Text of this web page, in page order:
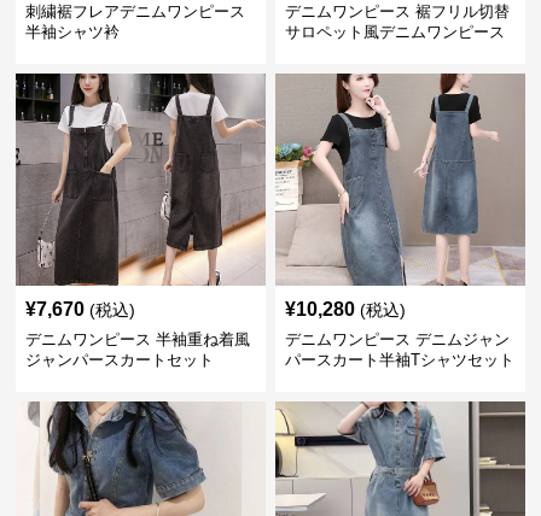
刺繍裾フレアデニムワンピース
半袖シャツ衿
デニムワンピース 裾フリル切替
サロペット風デニムワンピース
¥7,670 (税込)
デニムワンピース 半袖重ね着風
ジャンパースカートセット
¥10,280 (税込)
デニムワンピース デニムジャン
パースカート半袖Tシャツセット